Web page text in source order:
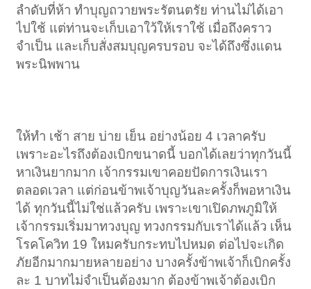
ลำดับที่ห้า ทำบุญถวายพระรัตนตรัย ท่านไม่ได้เอา
ไปใช้ แต่ท่านจะเก็บเอาใว้ให้เราใช้ เมื่อถึงคราว
จำเป็น และเก็บสั่งสมบุญครบรอบ จะได้ถึงซึ่งแดน
พระนิพพาน
ให้ทำ เช้า สาย บ่าย เย็น อย่างน้อย 4 เวลาครับ
เพราะอะไรถึงต้องเบิกขนาดนี้ บอกได้เลยว่าทุกวันนี้
หาเงินยากมาก เจ้ากรรมเขาคอยปัดการเงินเรา
ตลอดเวลา แต่ก่อนข้าพเจ้าบุญวันละครั้งก็พอหาเงิน
ได้ ทุกวันนี้ไม่ใช่แล้วครับ เพราะเขาเปิดภพภูมิให้
เจ้ากรรมเริ่มมาทวงบุญ ทวงกรรมกับเราได้แล้ว เห็น
โรคโควิท 19 ใหมครับกระทบไปหมด ต่อไปจะเกิด
ภัยอีกมากมายหลายอย่าง บางครั้งข้าพเจ้าก็เบิกครั้ง
ละ 1 บาทไม่จำเป็นต้องมาก ต้องข้าพเจ้าต้องเบิก